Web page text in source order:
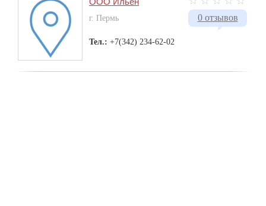
0 отзывов
г. Пермь
Тел.: +7(342) 234-62-02